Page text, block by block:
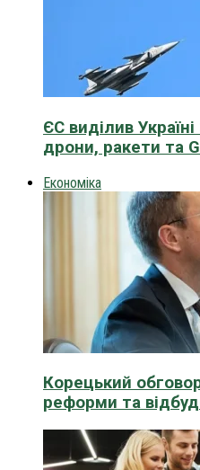
ЄС виділив
дрони, ракети та
Економіка
Корецький
реформи та